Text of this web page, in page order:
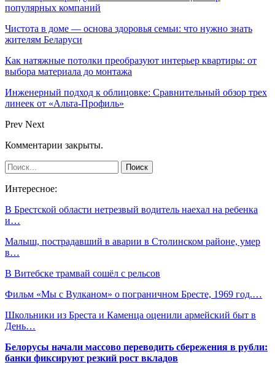
популярных компаний
Чистота в доме — основа здоровья семьи: что нужно знать
жителям Беларуси
Как натяжные потолки преобразуют интерьер квартиры: от
выбора материала до монтажа
Инженерный подход к облицовке: Сравнительный обзор трех
линеек от «Альта-Профиль»
Prev Next
Комментарии закрыты.
Интересное:
В Брестской области нетрезвый водитель наехал на ребенка
и…
Малыш, пострадавший в аварии в Столинском районе, умер
в…
В Витебске трамвай сошёл с рельсов
Фильм «Мы с Вулканом» о пограничном Бресте, 1969 год.…
Школьники из Бреста и Каменца оценили армейский быт в
День…
Белорусы начали массово переводить сбережения в рубли:
банки фиксируют резкий рост вкладов